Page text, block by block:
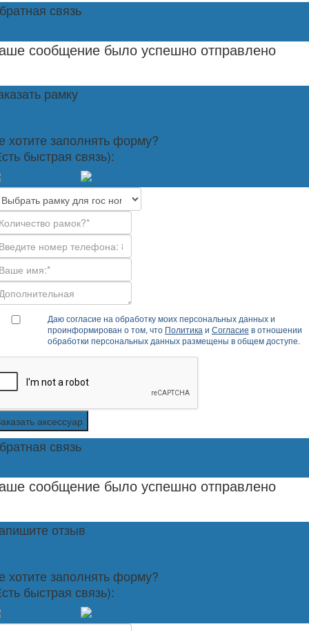
связь
сообщение было успешно отправлено
рамку
хотите заполнять форму?
быстрая связь):
Даю согласие на обработку моих персональных данных и
проинформирован о том, что Политика и Согласие в отношении
обработки персональных данных размещены в общем доступе.
аксессуар
связь
сообщение было успешно отправлено
отзыв
хотите заполнять форму?
быстрая связь):